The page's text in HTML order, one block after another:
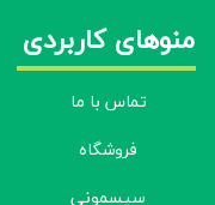
منوهای کاربردی
تماس با ما
فروشگاه
سیسمونی